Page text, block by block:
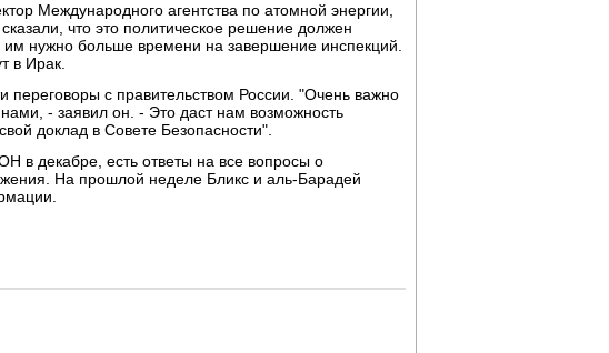
Международного агентства по атомной энергии,
что это политическое решение должен
нужно больше времени на завершение инспекций.
в Ирак.
переговоры с правительством России. "Очень важно
- заявил он. - Это даст нам возможность
доклад в Совете Безопасности".
в декабре, есть ответы на все вопросы о
На прошлой неделе Бликс и аль-Барадей